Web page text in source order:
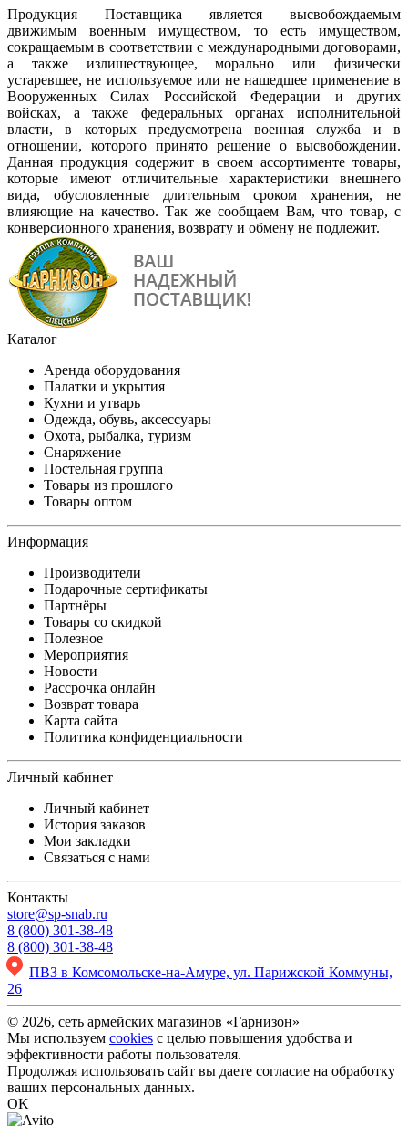
Продукция Поставщика является высвобождаемым
движимым военным имуществом, то есть имуществом,
сокращаемым в соответствии с международными договорами,
а также излишествующее, морально или физически
устаревшее, не используемое или не нашедшее применение в
Вооруженных Силах Российской Федерации и других
войсках, а также федеральных органах исполнительной
власти, в которых предусмотрена военная служба и в
отношении, которого принято решение о высвобождении.
Данная продукция содержит в своем ассортименте товары,
которые имеют отличительные характеристики внешнего
вида, обусловленные длительным сроком хранения, не
влияющие на качество. Так же сообщаем Вам, что товар, с
конверсионного хранения, возврату и обмену не подлежит.
Каталог
Аренда оборудования
Палатки и укрытия
Кухни и утварь
Одежда, обувь, аксессуары
Охота, рыбалка, туризм
Снаряжение
Постельная группа
Товары из прошлого
Товары оптом
Информация
Производители
Подарочные сертификаты
Партнёры
Товары со скидкой
Полезное
Мероприятия
Новости
Рассрочка онлайн
Возврат товара
Карта сайта
Политика конфиденциальности
Личный кабинет
Личный кабинет
История заказов
Мои закладки
Связаться с нами
Контакты
store@sp-snab.ru
8 (800) 301-38-48
8 (800) 301-38-48
ПВЗ в Комсомольске-на-Амуре, ул. Парижской Коммуны,
26
© 2026, сеть армейских магазинов «Гарнизон»
Мы используем cookies с целью повышения удобства и
эффективности работы пользователя.
Продолжая использовать сайт вы даете согласие на обработку
ваших персональных данных.
OK